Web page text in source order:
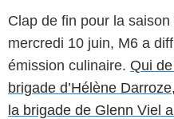
Clap de fin pour la saison
mercredi 10 juin, M6 a
émission culinaire. Qui
brigade d’Hélène
la brigade de Glenn Viel